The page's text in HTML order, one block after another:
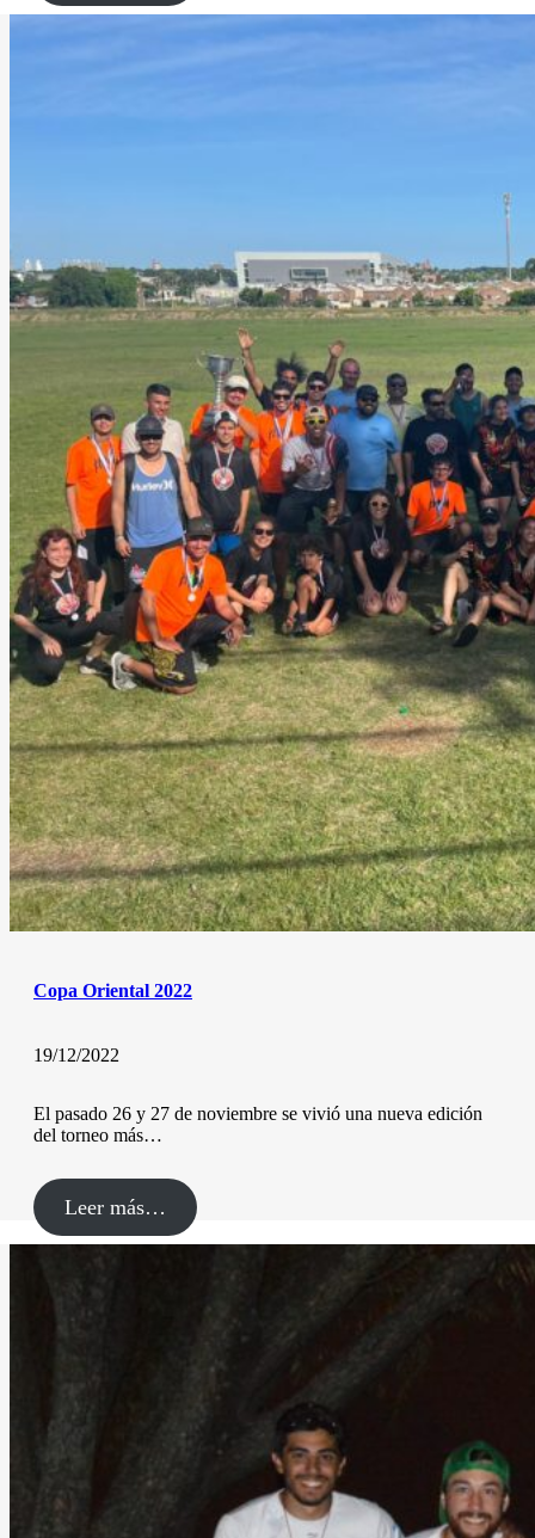
Copa Oriental 2022
19/12/2022
El pasado 26 y 27 de noviembre se vivió una nueva edición
del torneo más…
Leer más…